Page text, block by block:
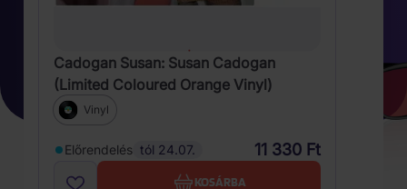
Cadogan Susan: Susan Cadogan
(Limited Coloured Orange Vinyl)
Vinyl
Előrendelés tól 24.07. 11 330 Ft
KOSÁRBA